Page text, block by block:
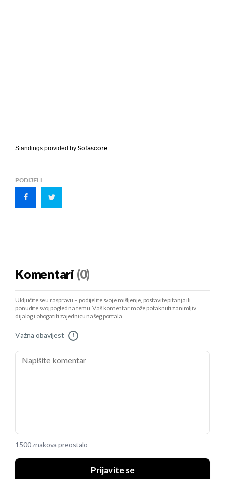
Standings provided by Sofascore
PODIJELI
Komentari (0)
Uključite se u raspravu – podijelite svoje mišljenje, postavite pitanja ili
ponudite svoj pogled na temu. Vaš komentar može potaknuti zanimljiv
dijalog i obogatiti zajednicu našeg portala.
Važna obavijest !
1500 znakova preostalo
Prijavite se